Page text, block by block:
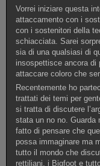
Vorrei iniziare questa
attaccamento con i
con i sostenitori della
schiacciata. Sarei
sia di una qualsiasi di
insospettisce ancora di
attaccare coloro che
Recentemente ho
trattati dei temi per
si tratta di discutere
stata un no no. Guarda
fatto di pensare che
possa immaginare ma
tutto il mondo che
rettiliani, i Bigfoot e